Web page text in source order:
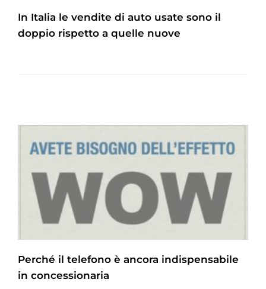
In Italia le vendite di auto usate sono il
doppio rispetto a quelle nuove
Perché il telefono è ancora indispensabile
in concessionaria